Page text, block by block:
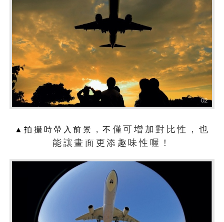
▲拍攝時帶入前景，不 僅可增加對比性，也
能讓畫面更添趣味性喔！